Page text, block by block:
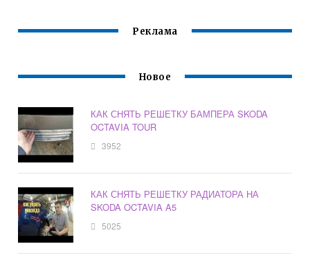
Реклама
Новое
КАК СНЯТЬ РЕШЕТКУ БАМПЕРА SKODA
OCTAVIA TOUR
3952
КАК СНЯТЬ РЕШЕТКУ РАДИАТОРА НА
SKODA OCTAVIA A5
5025